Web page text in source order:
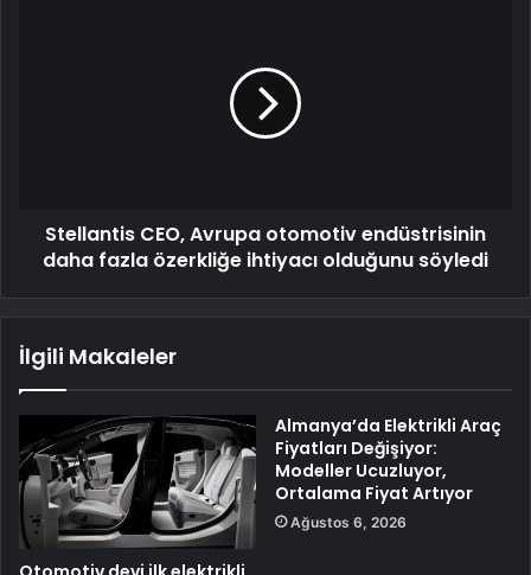
Stellantis CEO, Avrupa otomotiv endüstrisinin
daha fazla özerkliğe ihtiyacı olduğunu söyledi
İlgili Makaleler
Almanya’da Elektrikli Araç
Fiyatları Değişiyor:
Modeller Ucuzluyor,
Ortalama Fiyat Artıyor
Ağustos 6, 2026